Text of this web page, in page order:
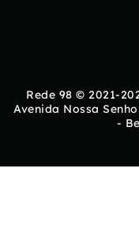
Rede 98 © 2021-
Avenida Nossa
-